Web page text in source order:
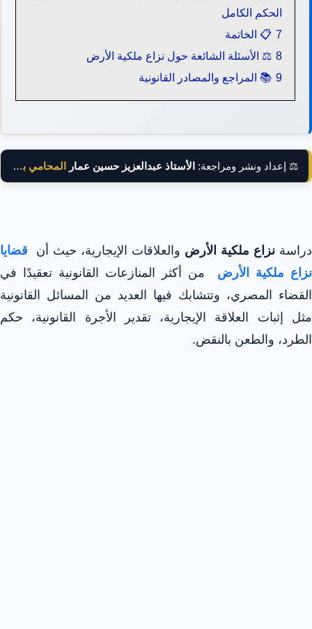
الحكم الكامل
7 📋 الخاتمة
8 ⚖️ الأسئلة الشائعة حول نزاع ملكية الأرض
9 📚 المراجع والمصادر القانونية
⚖️ إعداد ونشر ومراجعة: الأستاذ عبدالعزيز حسين عمار المحامي بالنقض
دراسة نزاع ملكية الأرض والعلاقات الإيجارية، حيث أن قضايا
نزاع ملكية الأرض من أكثر المنازعات القانونية تعقيدًا في
القضاء المصري، وتتشابك فيها العديد من المسائل القانونية
مثل إثبات العلاقة الإيجارية، تقدير الأجرة القانونية، حكم
الطرد، والطعن بالنقض.